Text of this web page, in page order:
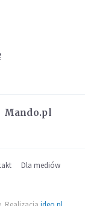
Mando.pl
Dla mediów